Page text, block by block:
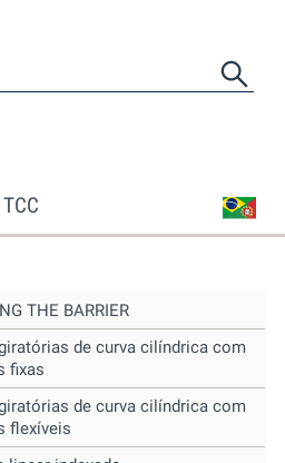
THE BARRIER
de curva cilíndrica com
fixas
de curva cilíndrica com
flexíveis